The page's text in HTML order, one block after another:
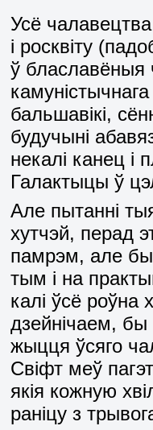
Усё
і росквіту
ў блаславёныя
бальшавікі,
будучыні
некалі канец і
Галактыцы ў
Але пытанні
хутчэй, перад
памрэм, але
тым і на
калі ўсё
дзейнічаем, бы
жыцця ўсяго
Свіфт меў
якія кожную
раніцу з